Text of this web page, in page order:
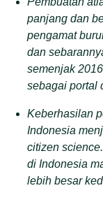
panjang dan
pengamat
dan
semenjak
sebagai portal
Keberhasilan
Indonesia
citizen
di Indonesia
lebih besar